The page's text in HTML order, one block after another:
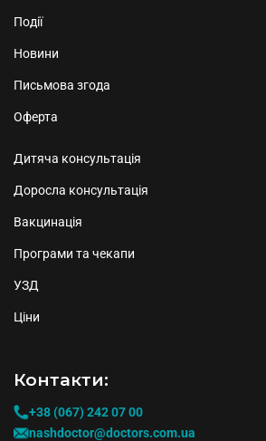
Події
Новини
Письмова згода
Оферта
Дитяча консультація
Доросла консультація
Вакцинація
Програми та чекапи
УЗД
Ціни
Контакти:
+38 (067) 242 07 00
nashdoctor@doctors.com.ua